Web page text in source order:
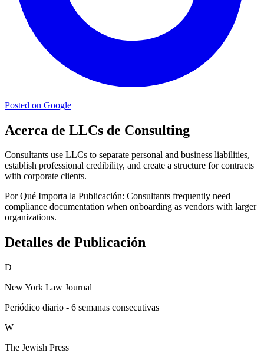
Posted on Google
Acerca de LLCs de Consulting
Consultants use LLCs to separate personal and business liabilities,
establish professional credibility, and create a structure for contracts
with corporate clients.
Por Qué Importa la Publicación: Consultants frequently need
compliance documentation when onboarding as vendors with larger
organizations.
Detalles de Publicación
D
New York Law Journal
Periódico diario - 6 semanas consecutivas
W
The Jewish Press